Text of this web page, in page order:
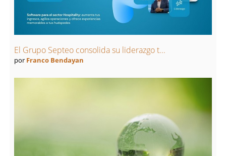
El Grupo Septeo consolida su liderazgo t...
por Franco Bendayan